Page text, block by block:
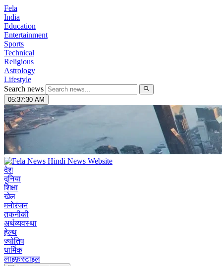
Fela
India
Education
Entertainment
Sports
Technical
Religious
Astrology
Lifestyle
Search news
05:37:31 AM
देश
दुनिया
शिक्षा
खेल
मनोरंजन
तकनीकी
अर्थव्यवस्था
हेल्थ
ज्योतिष
धार्मिक
लाइफ़स्टाइल